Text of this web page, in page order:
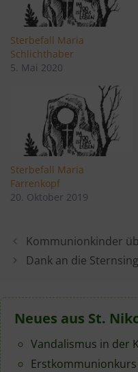
Sterbefall Maria
Schlichthaber
5. Mai 2020
Sterbefall Maria
Farrenkopf
20. Oktober 2019
Kommunionkinder
Dank an die
Neues aus St.
Vandalismus in der